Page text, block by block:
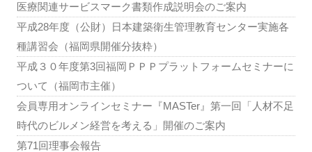
医療関連サービスマーク書類作成説明会のご案内
平成28年度（公財）日本建築衛生管理教育センター実施各
種講習会（福岡県開催分抜粋）
平成３０年度第3回福岡ＰＰＰプラットフォームセミナーに
ついて（福岡市主催）
会員専用オンラインセミナー『MASTer』第一回「人材不足
時代のビルメン経営を考える」開催のご案内
第71回理事会報告